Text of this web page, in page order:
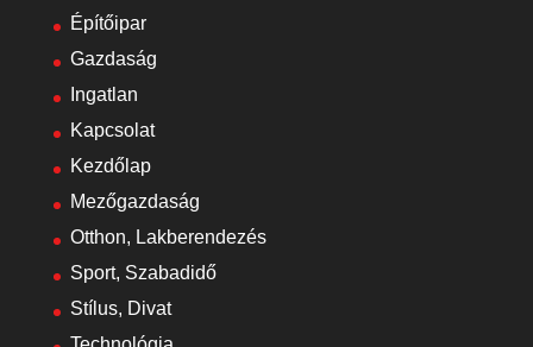
Építőipar
Gazdaság
Ingatlan
Kapcsolat
Kezdőlap
Mezőgazdaság
Otthon, Lakberendezés
Sport, Szabadidő
Stílus, Divat